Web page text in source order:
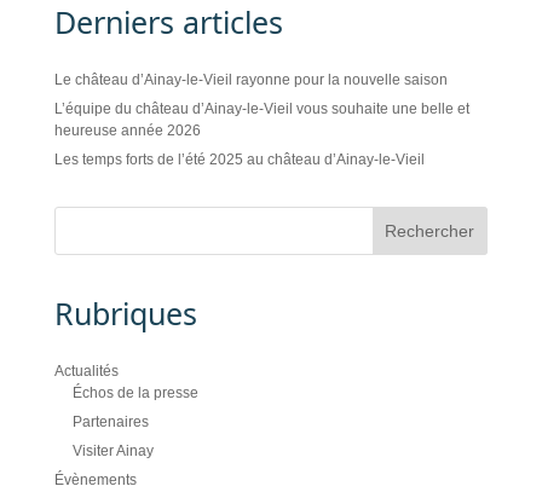
Derniers articles
Le château d’Ainay-le-Vieil rayonne pour la nouvelle saison
L’équipe du château d’Ainay-le-Vieil vous souhaite une belle et
heureuse année 2026
Les temps forts de l’été 2025 au château d’Ainay-le-Vieil
Rubriques
Actualités
Échos de la presse
Partenaires
Visiter Ainay
Évènements